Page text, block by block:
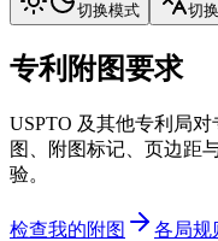
切换模式 切
专利附图要求
USPTO 及其他专利局
图、附图标记、页边距
验。
检查我的附图 各局规